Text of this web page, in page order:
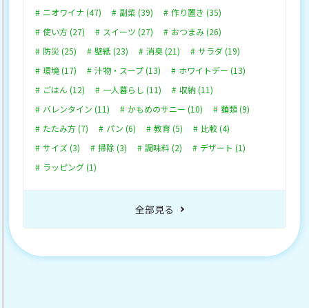
ニオワイナ (47)
副菜 (39)
作り置き (35)
使い方 (27)
スイーツ (27)
おつまみ (26)
防災 (25)
壁紙 (23) 消臭 (21)
サラダ (19)
環境 (17)
汁物・スープ (13)
ホワイトデー (13)
ごはん (12)
一人暮らし (11)
収納 (11)
バレンタイン (11)
かもめのサニー (10)
麺類 (9)
たたみ方 (7)
パン (6) 教育 (5)
比較 (4)
サイズ (3)
掃除 (3) 調味料 (2)
デザート (1)
ラッピング (1)
全部見る